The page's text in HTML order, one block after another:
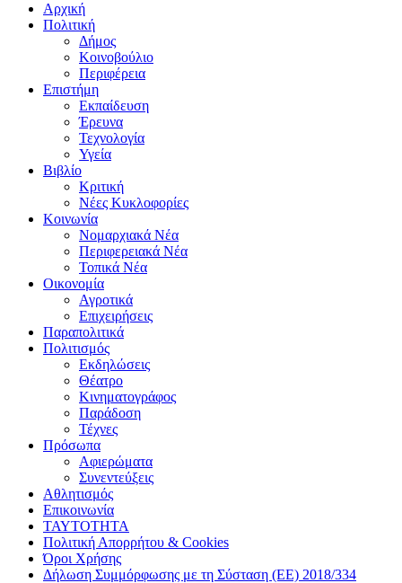
Αρχική
Πολιτική
Δήμος
Κοινοβούλιο
Περιφέρεια
Επιστήμη
Εκπαίδευση
Έρευνα
Τεχνολογία
Υγεία
Βιβλίο
Κριτική
Νέες Κυκλοφορίες
Κοινωνία
Νομαρχιακά Νέα
Περιφερειακά Νέα
Τοπικά Νέα
Οικονομία
Αγροτικά
Επιχειρήσεις
Παραπολιτικά
Πολιτισμός
Εκδηλώσεις
Θέατρο
Κινηματογράφος
Παράδοση
Τέχνες
Πρόσωπα
Αφιερώματα
Συνεντεύξεις
Αθλητισμός
Επικοινωνία
ΤΑΥΤΟΤΗΤΑ
Πολιτική Απορρήτου & Cookies
Όροι Χρήσης
Δήλωση Συμμόρφωσης με τη Σύσταση (ΕΕ) 2018/334